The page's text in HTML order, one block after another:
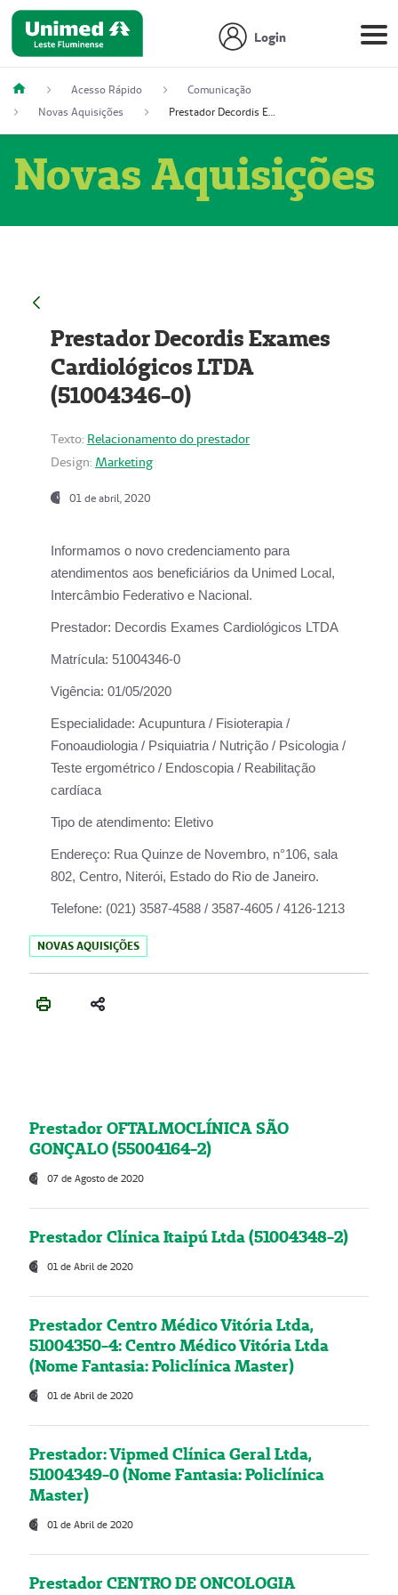
Login
Acesso Rápido
Comunicação
Novas Aquisições
Prestador Decordis Exames Cardiológicos LTDA (51004346-0)
Novas Aquisições
Prestador Decordis Exames
Cardiológicos LTDA
(51004346-0)
Texto: Relacionamento do prestador
Design: Marketing
01 de abril, 2020
Informamos o novo credenciamento para
atendimentos aos beneficiários da Unimed Local,
Intercâmbio Federativo e Nacional.
Prestador: Decordis Exames Cardiológicos LTDA
Matrícula: 51004346-0
Vigência: 01/05/2020
Especialidade: Acupuntura / Fisioterapia /
Fonoaudiologia / Psiquiatria / Nutrição / Psicologia /
Teste ergométrico / Endoscopia / Reabilitação
cardíaca
Tipo de atendimento: Eletivo
Endereço: Rua Quinze de Novembro, n°106, sala
802, Centro, Niterói, Estado do Rio de Janeiro.
Telefone: (021) 3587-4588 / 3587-4605 / 4126-1213
NOVAS AQUISIÇÕES
Prestador OFTALMOCLÍNICA SÃO
GONÇALO (55004164-2)
07 de Agosto de 2020
Prestador Clínica Itaipú Ltda (51004348-2)
01 de Abril de 2020
Prestador Centro Médico Vitória Ltda,
51004350-4: Centro Médico Vitória Ltda
(Nome Fantasia: Policlínica Master)
01 de Abril de 2020
Prestador: Vipmed Clínica Geral Ltda,
51004349-0 (Nome Fantasia: Policlínica
Master)
01 de Abril de 2020
Prestador CENTRO DE ONCOLOGIA